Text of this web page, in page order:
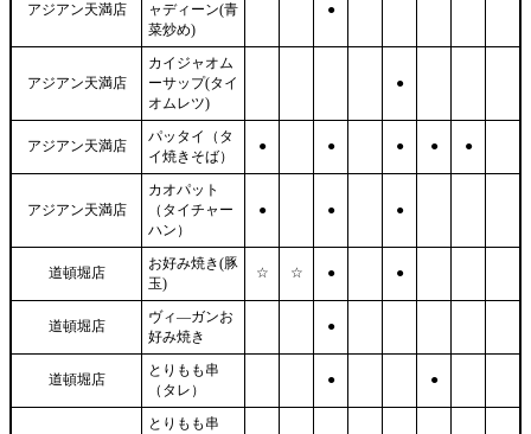
アジアン天満店
ャディーン(青
菜炒め)
●
アジアン天満店
カイジャオム
ーサップ(タイ
オムレツ)
●
アジアン天満店
パッタイ（タ
イ焼きそば）
● ● ● ● ●
アジアン天満店
カオパット
（タイチャー
ハン）
● ● ●
道頓堀店
お好み焼き(豚
玉)
☆ ☆ ● ●
道頓堀店
ヴィ―ガンお
好み焼き
●
道頓堀店
とりもも串
（タレ）
● ●
とりもも串